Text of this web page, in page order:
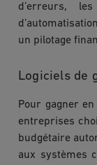
d’erreurs,
un pilotage
Logiciels de
Pour gagner
entreprises
budgétaire
aux systèmes